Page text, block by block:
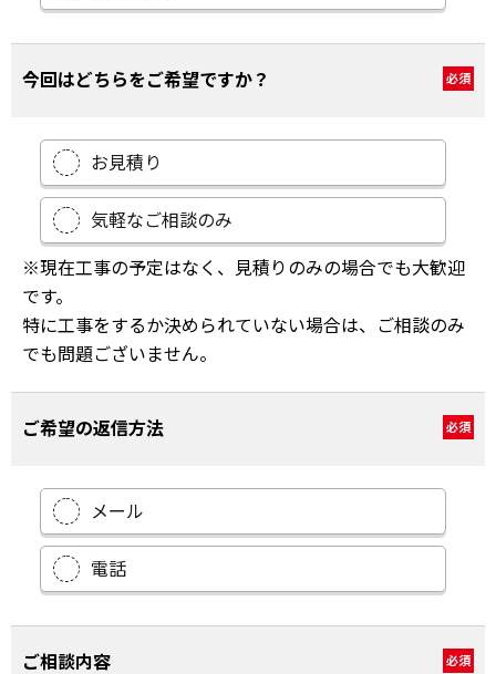
今回はどちらをご希望ですか？ 必須
お見積り
気軽なご相談のみ
※現在工事の予定はなく、見積りのみの場合でも大歓迎
です。
特に工事をするか決められていない場合は、ご相談のみ
でも問題ございません。
ご希望の返信方法 必須
メール
電話
ご相談内容 必須